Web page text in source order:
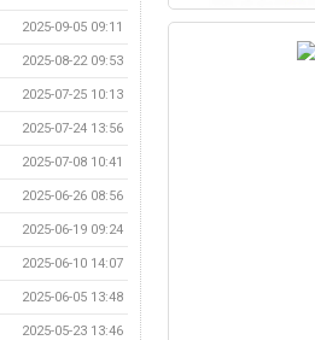
2025-09-05 09:11
2025-08-22 09:53
2025-07-25 10:13
2025-07-24 13:56
2025-07-08 10:41
2025-06-26 08:56
2025-06-19 09:24
2025-06-10 14:07
2025-06-05 13:48
2025-05-23 13:46